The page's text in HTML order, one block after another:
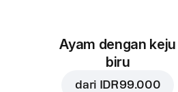
Ayam dengan keju
biru
dari IDR 99.000